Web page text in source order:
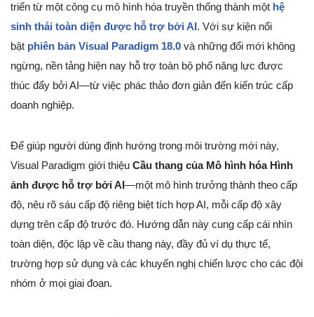
triển từ một công cụ mô hình hóa truyền thống thành một hệ
sinh thái toàn diện được hỗ trợ bởi AI. Với sự kiện nổi
bật phiên bản Visual Paradigm 18.0 và những đổi mới không
ngừng, nền tảng hiện nay hỗ trợ toàn bộ phổ năng lực được
thúc đẩy bởi AI—từ việc phác thảo đơn giản đến kiến trúc cấp
doanh nghiệp.
Để giúp người dùng định hướng trong môi trường mới này,
Visual Paradigm giới thiệu Cầu thang của Mô hình hóa Hình
ảnh được hỗ trợ bởi AI—một mô hình trưởng thành theo cấp
độ, nêu rõ sáu cấp độ riêng biệt tích hợp AI, mỗi cấp độ xây
dựng trên cấp độ trước đó. Hướng dẫn này cung cấp cái nhìn
toàn diện, độc lập về cầu thang này, đầy đủ ví dụ thực tế,
trường hợp sử dụng và các khuyến nghị chiến lược cho các đội
nhóm ở mọi giai đoạn.